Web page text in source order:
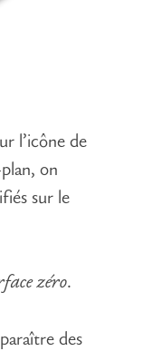
l’icône de
on
sur le
zéro.
des